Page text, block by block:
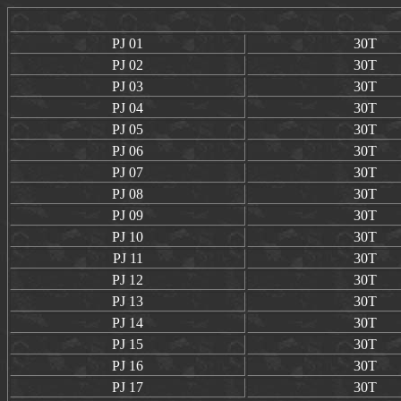
PJ 01
30T
PJ 02
30T
PJ 03
30T
PJ 04
30T
PJ 05
30T
PJ 06
30T
PJ 07
30T
PJ 08
30T
PJ 09
30T
PJ 10
30T
PJ 11
30T
PJ 12
30T
PJ 13
30T
PJ 14
30T
PJ 15
30T
PJ 16
30T
PJ 17
30T